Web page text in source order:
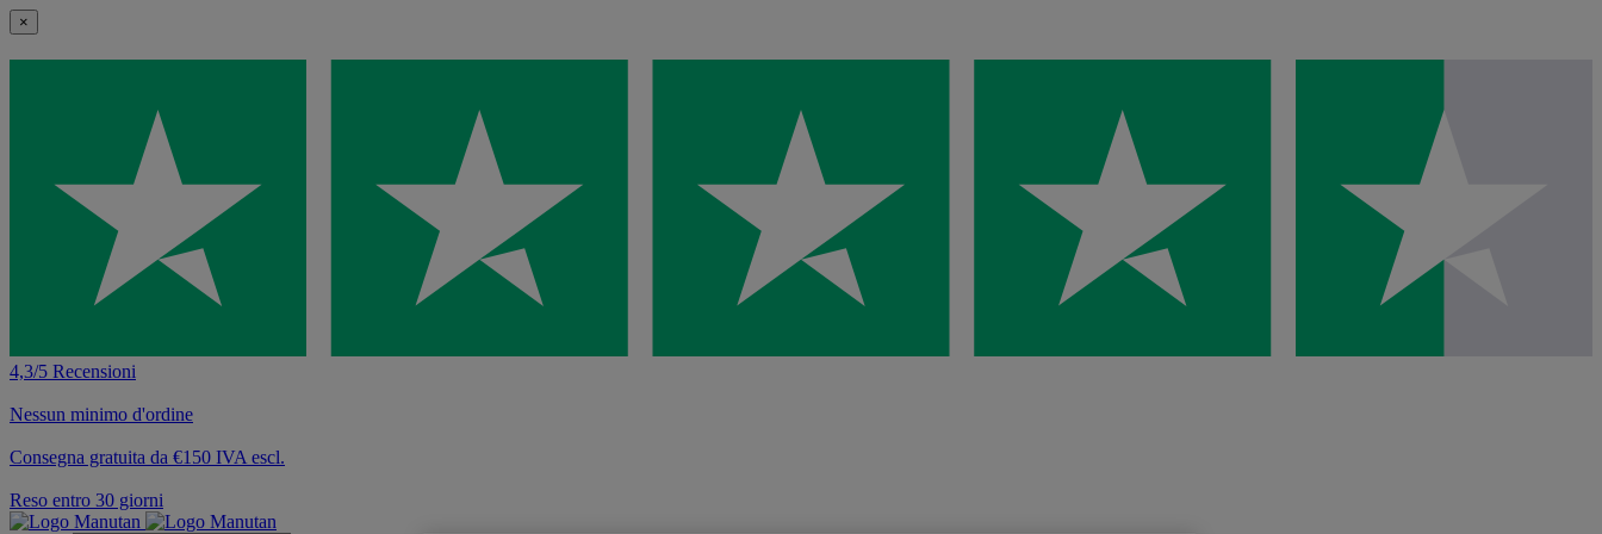
×
4,3/5 Recensioni
Nessun minimo d'ordine
Consegna gratuita da €150 IVA escl.
Reso entro 30 giorni